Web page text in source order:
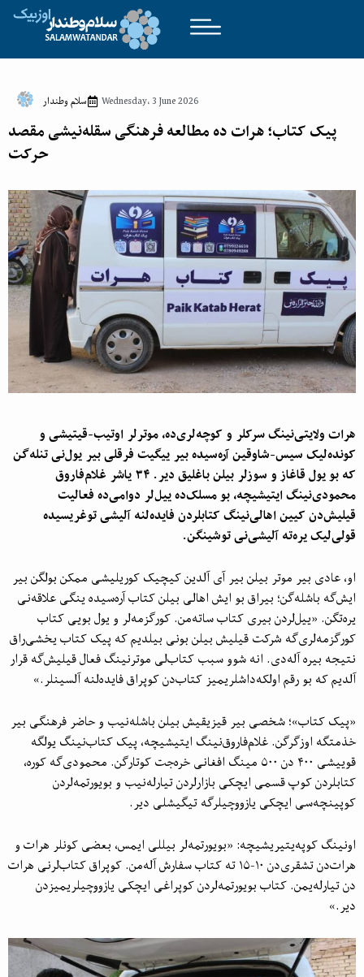
سلام وطندار Wednesday، 3 June 2026
پیک کتاب؛ هرات ده مطالعه فرهنگی سقله‌نیشی مقصد
حرکت
هرات ولایتی‌نینگ سرکلر و کوچه‌لری‌ده، موترلر اوتیب-قیتیشی و
کونده‌لیک سیس-شاوقین آره‌سیده بیر ییگیت فرقلی بیر یول‌نی تنله‌گن
که بو یول قاغاز و سوزلر بیلن باغلیق دیر. ۳۴ یاشر غلام‌فاروق
محمودی‌نینگ ایتیشیچه، بو مسلک‌ده ییل‌لر دوامی‌ده فعالیت
قیلیش‌دن کیین اهالی‌نینگ کتابلردن فایده‌لنه آلیشی‌ توغریسیده
قولی‌لیک یره‌ته آلیشی‌نی توشینگن.
او، عادی بیر موتر بیلن بیر آی‌ آلدین کیچیک کوریلیشی ممکن بولگن بیر
ایش‌گه باشله‌گن؛ بیراق بو ایش اهالی بیلن کتاب آره‌سیده ینگی علاقه‌نی
یره‌تگن. «ییل‌لردن بیری کتاب‌ ساته‌من. کورگزمه‌لر و یول بویی کتاب
کورگزمه‌لری‌گه شرکت قیلیش بیلن بونی بیلدیم که پیک کتاب یخشی‌راق
نتیجه بیره آله‌دی. انه شوو سبب کتاب‌لی موتر‌نینگ فعال قیلیش‌گه قرار
آلدیم که بو رقم اولکه‌داشلریمیز کتاب‌دن کوپراق فایده‌لنه آلسینلر.»
«پیک کتاب»؛ شخصی بیر قیزیقیش بیلن باشله‌نیب و حاضر فرهنگی بیر
خذمتگه اوزگرگن. غلام‌فاروق‌نینگ ایتیشیچه، پیک کتاب‌نینگ یولگه
قوییشی ۴۰۰ دن ۵۰۰ مینگ افغانی خره‌جت کوتارگن. محمودی‌گه کوره،
کتابلردن کوپ قسمی ایچکی بازارلردن تیارله‌نیب و بویورتمه‌لردن
کوپینچه‌سی ایچکی یازووچیلرگه تیگیشلی دیر.
اونینگ کوپه‌یتیریشیچه: «بویورتمه‌لر بیللی ایمس، بعضی کونلر هرات و
هرات‌دن تشقری‌دن ۱۰-۱۵ ته کتاب سفارش آله‌من. کوپراق کتاب‌لرنی هرات
دن تیارله‌یمن. کتاب بویورتمه‌لردن کوپراغی ایچکی یازووچیلریمیزدن
دیر.»